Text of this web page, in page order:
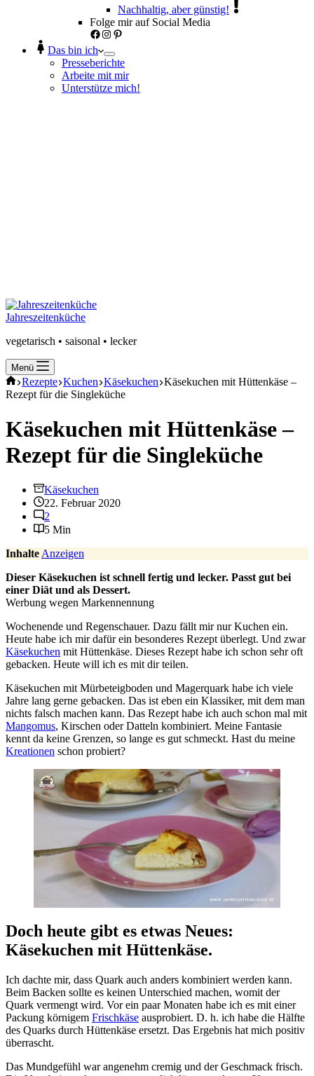
Nachhaltig, aber günstig!
Folge mir auf Social Media
Facebook
Instagram
Pinterest
Das bin ich
Presseberichte
Arbeite mit mir
Unterstütze mich!
Jahreszeitenküche
vegetarisch • saisonal • lecker
Menü
Start
Rezepte Kuchen Käsekuchen Käsekuchen mit Hüttenkäse –
Rezept für die Singleküche
Käsekuchen mit Hüttenkäse –
Rezept für die Singleküche
Käsekuchen
22. Februar 2020
2
5 Min
Inhalte Anzeigen
Dieser Käsekuchen ist schnell fertig und lecker. Passt gut bei
einer Diät und als Dessert.
Werbung wegen Markennennung
Wochenende und Regenschauer. Dazu fällt mir nur Kuchen ein.
Heute habe ich mir dafür ein besonderes Rezept überlegt. Und zwar
Käsekuchen mit Hüttenkäse. Dieses Rezept habe ich schon sehr oft
gebacken. Heute will ich es mit dir teilen.
Käsekuchen mit Mürbeteigboden und Magerquark habe ich viele
Jahre lang gerne gebacken. Das ist eben ein Klassiker, mit dem man
nichts falsch machen kann. Das Rezept habe ich auch schon mal mit
Mangomus, Kirschen oder Datteln kombiniert. Meine Fantasie
kennt da keine Grenzen, so lange es gut schmeckt. Hast du meine
Kreationen schon probiert?
Doch heute gibt es etwas Neues:
Käsekuchen mit Hüttenkäse.
Ich dachte mir, dass Quark auch anders kombiniert werden kann.
Beim Backen sollte es keinen Unterschied machen, womit der
Quark vermengt wird. Vor ein paar Monaten habe ich es mit einer
Packung körnigem Frischkäse ausprobiert. D. h. ich habe die Hälfte
des Quarks durch Hüttenkäse ersetzt. Das Ergebnis hat mich positiv
überrascht.
Das Mundgefühl war angenehm cremig und der Geschmack frisch.